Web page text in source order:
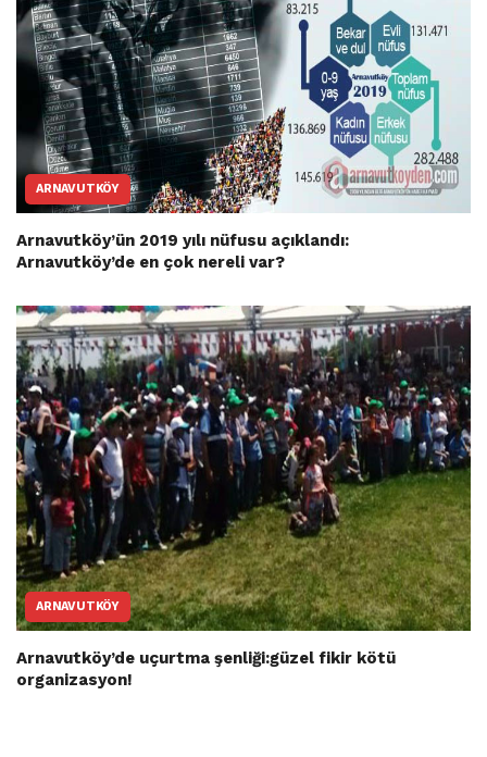
ARNAVUTKÖY
Arnavutköy’ün 2019 yılı nüfusu açıklandı:
Arnavutköy’de en çok nereli var?
ARNAVUTKÖY
Arnavutköy’de uçurtma şenliği:güzel fikir kötü
organizasyon!